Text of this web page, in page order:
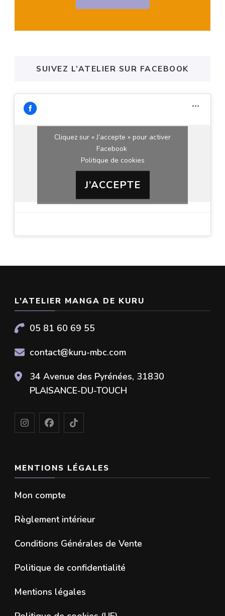
SUIVEZ L’ATELIER SUR FACEBOOK
Cliquez sur « J’accepte » pour activer
Facebook
Politique de cookies
J’ACCEPTE
L’ATELIER MANGA DE KURU
05 81 60 69 55
contact@kuru-mbc.com
34 Avenue des Pyrénées, 31830
PLAISANCE-DU-TOUCH
MENTIONS LÉGALES
Mon compte
Règlement intérieur
Conditions Générales de Vente
Politique de confidentialité
Mentions légales